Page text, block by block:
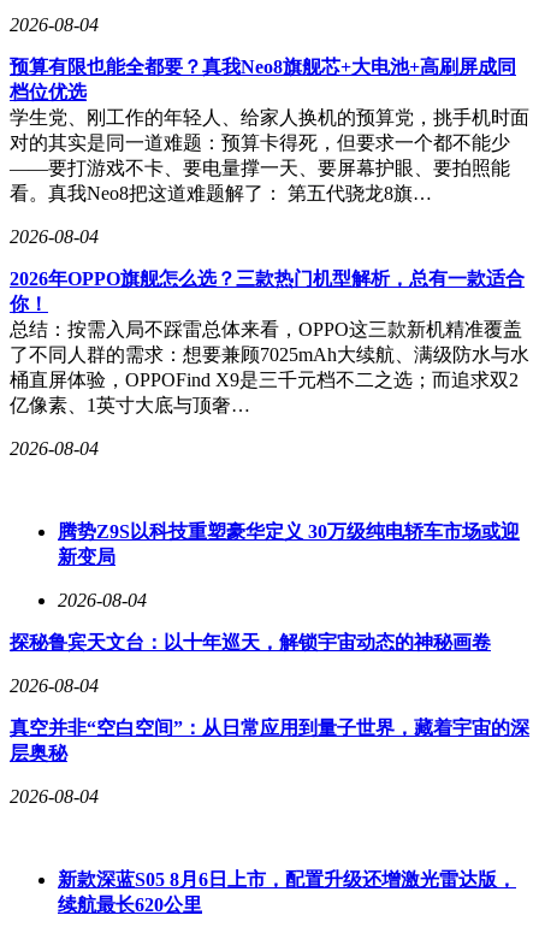
2026-08-04
预算有限也能全都要？真我Neo8旗舰芯+大电池+高刷屏成同
档位优选
学生党、刚工作的年轻人、给家人换机的预算党，挑手机时面
对的其实是同一道难题：预算卡得死，但要求一个都不能少
——要打游戏不卡、要电量撑一天、要屏幕护眼、要拍照能
看。真我Neo8把这道难题解了： 第五代骁龙8旗…
2026-08-04
2026年OPPO旗舰怎么选？三款热门机型解析，总有一款适合
你！
总结：按需入局不踩雷总体来看，OPPO这三款新机精准覆盖
了不同人群的需求：想要兼顾7025mAh大续航、满级防水与水
桶直屏体验，OPPOFind X9是三千元档不二之选；而追求双2
亿像素、1英寸大底与顶奢…
2026-08-04
腾势Z9S以科技重塑豪华定义 30万级纯电轿车市场或迎
新变局
2026-08-04
探秘鲁宾天文台：以十年巡天，解锁宇宙动态的神秘画卷
2026-08-04
真空并非“空白空间”：从日常应用到量子世界，藏着宇宙的深
层奥秘
2026-08-04
新款深蓝S05 8月6日上市，配置升级还增激光雷达版，
续航最长620公里